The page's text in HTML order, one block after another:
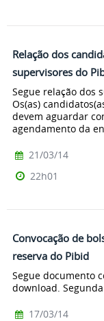
Relação dos
supervisores do
Segue relação dos
Os(as)
devem aguardar
agendamento da
21/03/14
22h01
Convocação de
reserva do Pibid
Segue documento
download.
17/03/14